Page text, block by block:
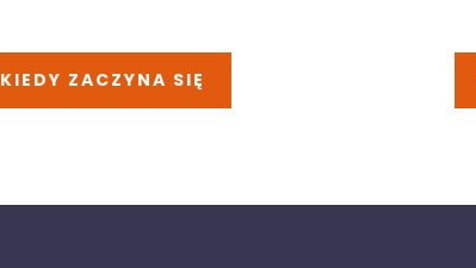
KIEDY ZACZYNA SIĘ